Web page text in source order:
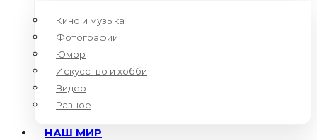
Кино и музыка
Фотографии
Юмор
Искусство и хобби
Видео
Разное
НАШ МИР